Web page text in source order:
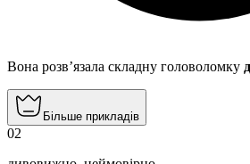
Вона розв’язала складну головоломку
Більше прикладів
02